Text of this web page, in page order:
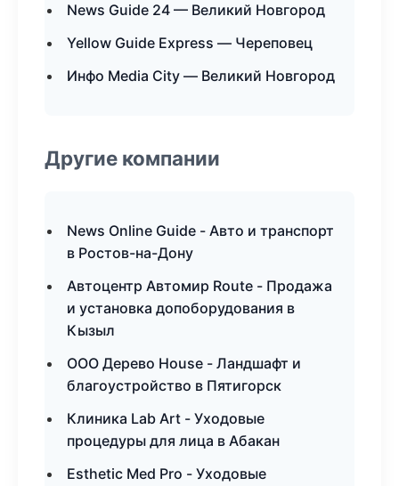
News Guide 24 — Великий Новгород
Yellow Guide Express — Череповец
Инфо Media City — Великий Новгород
Другие компании
News Online Guide - Авто и транспорт
в Ростов-на-Дону
Автоцентр Автомир Route - Продажа
и установка допоборудования в
Кызыл
ООО Дерево House - Ландшафт и
благоустройство в Пятигорск
Клиника Lab Art - Уходовые
процедуры для лица в Абакан
Esthetic Med Pro - Уходовые